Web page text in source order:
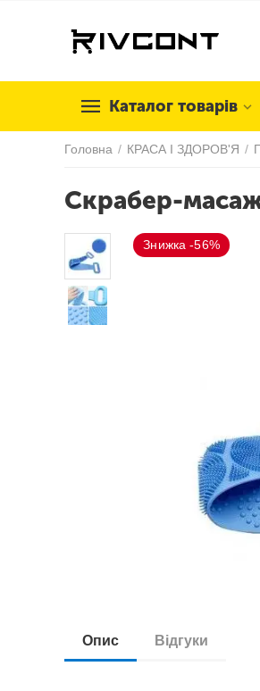
Каталог товарів
Головна / КРАСА І ЗДОРОВ'Я /
Скрабер-
Знижка -56%
Опис Відгуки